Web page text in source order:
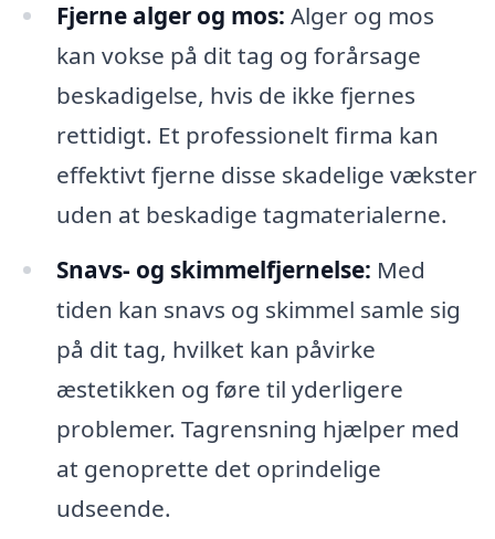
Fjerne alger og mos: Alger og mos
kan vokse på dit tag og forårsage
beskadigelse, hvis de ikke fjernes
rettidigt. Et professionelt firma kan
effektivt fjerne disse skadelige vækster
uden at beskadige tagmaterialerne.
Snavs- og skimmelfjernelse: Med
tiden kan snavs og skimmel samle sig
på dit tag, hvilket kan påvirke
æstetikken og føre til yderligere
problemer. Tagrensning hjælper med
at genoprette det oprindelige
udseende.